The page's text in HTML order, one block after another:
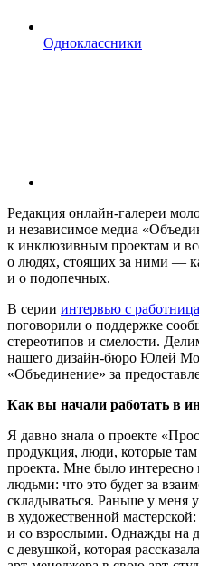
Одноклассники
Редакция онлайн-галереи
и независимое медиа
к инклюзивным проектам и
о людях, стоящих за ними —
и о подопечных.
В серии интервью с
поговорили о поддержке
стереотипов и смелости.
нашего дизайн-бюро Юлей
«Объединение» за
Как вы начали работать в
Я давно знала о проекте
продукция, люди, которые
проекта. Мне было интересно
людьми: что это будет за
складываться. Раньше у меня
в художественной
и со взрослыми. Однажды на
с девушкой, которая